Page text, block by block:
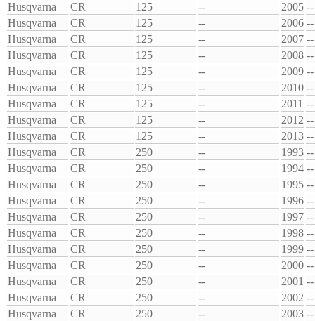
Husqvarna
CR 125 -- 2005 --
Husqvarna
CR 125 -- 2006 --
Husqvarna
CR 125 -- 2007 --
Husqvarna
CR 125 -- 2008 --
Husqvarna
CR 125 -- 2009 --
Husqvarna
CR 125 -- 2010 --
Husqvarna
CR 125 -- 2011 --
Husqvarna
CR 125 -- 2012 --
Husqvarna
CR 125 -- 2013 --
Husqvarna
CR 250 -- 1993 --
Husqvarna
CR 250 -- 1994 --
Husqvarna
CR 250 -- 1995 --
Husqvarna
CR 250 -- 1996 --
Husqvarna
CR 250 -- 1997 --
Husqvarna
CR 250 -- 1998 --
Husqvarna
CR 250 -- 1999 --
Husqvarna
CR 250 -- 2000 --
Husqvarna
CR 250 -- 2001 --
Husqvarna
CR 250 -- 2002 --
Husqvarna
CR 250 -- 2003 --